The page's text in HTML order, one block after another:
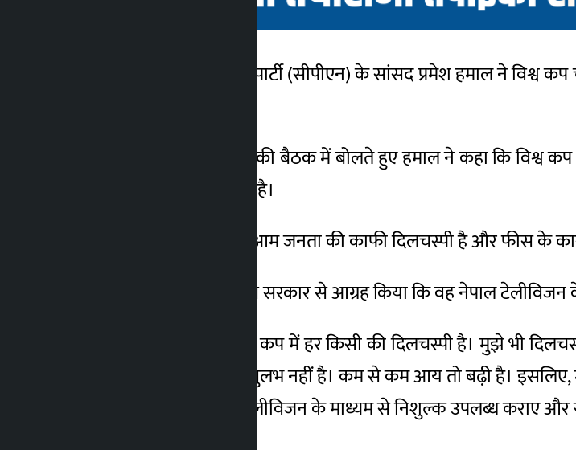
काठमांडू। नेपाल कम्युनिस्ट पार्टी (सीपीएन) के सांसद प्रमेश हमाल ने
मंगलवार को प्रतिनिधि सभा की बैठक में बोलते हुए हमाल ने कहा कि
नागरिकों के लिए सुलभ नहीं है।
उन्होंने कहा कि विश्व कप में आम जनता की काफी दिलचस्पी है और फीस के
हमाल ने अध्यक्ष के माध्यम से सरकार से आग्रह किया कि वह नेपाल
उन्होंने कहा, ‘इस समय विश्व कप में हर किसी की दिलचस्पी है। मुझे भी
होगा, जो हर किसी के लिए सुलभ नहीं है। कम से कम आय तो बढ़ी है।
करता हूं कि वह इसे अपने टेलीविजन के माध्यम से निशुल्क उपलब्ध कराए और